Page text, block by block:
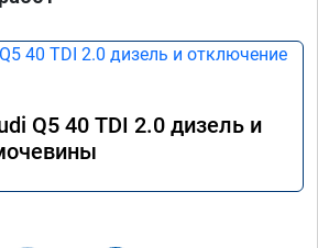
Q5 40 TDI 2.0 дизель и